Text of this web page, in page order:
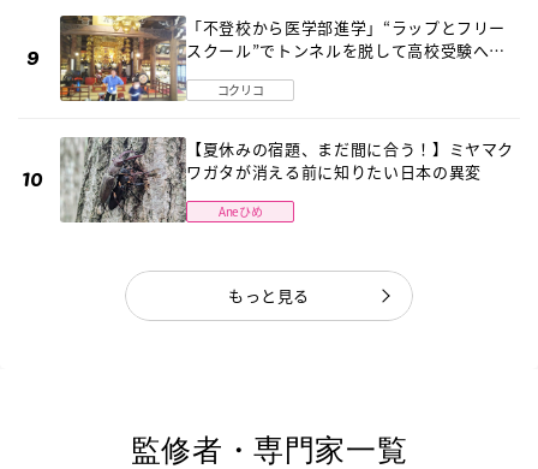
「不登校から医学部進学」“ラップとフリー
スクール”でトンネルを脱して高校受験へ
コクリコ
【夏休みの宿題、まだ間に合う！】ミヤマク
ワガタが消える前に知りたい日本の異変
Aneひめ
もっと見る
監修者・専門家一覧